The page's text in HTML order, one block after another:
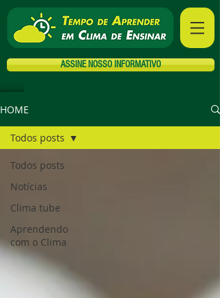
ASSINE NOSSO INFORMATIVO
HOME
Todos posts
Notícias
Clima tube
Aprendendo
com o Clima
Todos posts